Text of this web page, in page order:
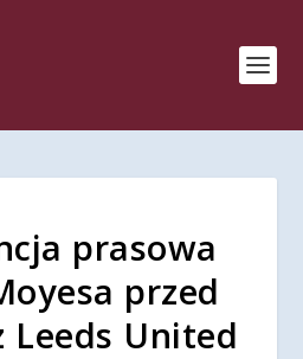
prasowa
przed
Leeds United